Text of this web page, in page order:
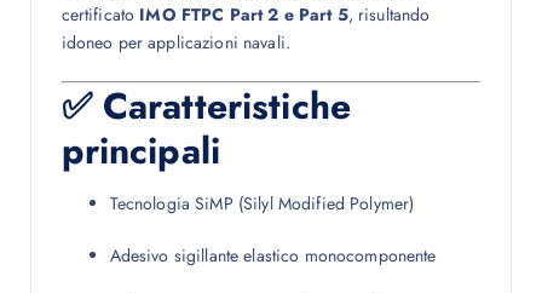
certificato IMO FTPC Part 2 e Part 5, risultando
idoneo per applicazioni navali.
✅ Caratteristiche
principali
Tecnologia SiMP (Silyl Modified Polymer)
Adesivo sigillante elastico monocomponente